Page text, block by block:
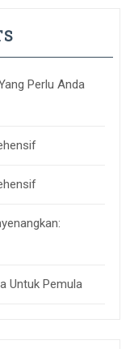
Perlu Anda
Untuk Pemula